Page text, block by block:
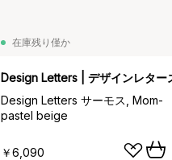
在庫残り僅か
Design Letters | デザインレター
Design Letters サーモス, Mom-
pastel beige
￥6,090